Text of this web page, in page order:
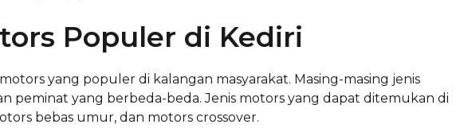
Populer di Kediri
yang populer di kalangan masyarakat. Masing-masing jenis
peminat yang berbeda-beda. Jenis motors yang dapat ditemukan di
bebas umur, dan motors crossover.